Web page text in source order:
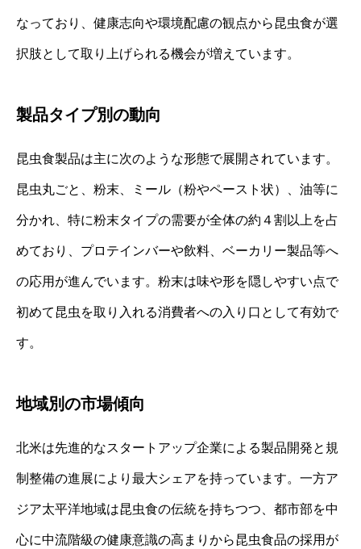
なっており、健康志向や環境配慮の観点から昆虫食が選
択肢として取り上げられる機会が増えています。
製品タイプ別の動向
昆虫食製品は主に次のような形態で展開されています。
昆虫丸ごと、粉末、ミール（粉やペースト状）、油等に
分かれ、特に粉末タイプの需要が全体の約４割以上を占
めており、プロテインバーや飲料、ベーカリー製品等へ
の応用が進んでいます。粉末は味や形を隠しやすい点で
初めて昆虫を取り入れる消費者への入り口として有効で
す。
地域別の市場傾向
北米は先進的なスタートアップ企業による製品開発と規
制整備の進展により最大シェアを持っています。一方ア
ジア太平洋地域は昆虫食の伝統を持ちつつ、都市部を中
心に中流階級の健康意識の高まりから昆虫食品の採用が